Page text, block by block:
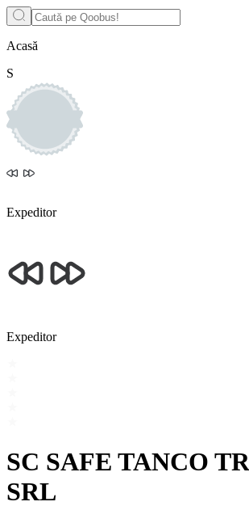
Acasă
S
Expeditor
Expeditor
SC SAFE TANCO
SRL